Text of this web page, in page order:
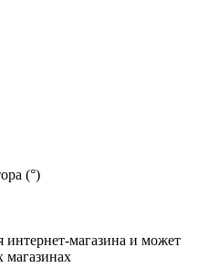
(°)
интернет-магазина и может
магазинах